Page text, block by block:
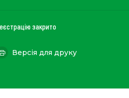
закрито
Версія для друку